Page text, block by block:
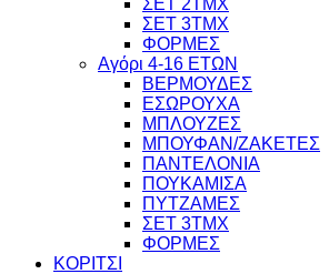
ΣΕΤ 2ΤΜΧ
ΣΕΤ 3ΤΜΧ
ΦΟΡΜΕΣ
Αγόρι 4-16 ΕΤΩΝ
ΒΕΡΜΟΥΔΕΣ
ΕΣΩΡΟΥΧΑ
ΜΠΛΟΥΖΕΣ
ΜΠΟΥΦΑΝ/ΖΑΚΕΤΕΣ
ΠΑΝΤΕΛΟΝΙΑ
ΠΟΥΚΑΜΙΣΑ
ΠΥΤΖΑΜΕΣ
ΣΕΤ 3ΤΜΧ
ΦΟΡΜΕΣ
ΚΟΡΙΤΣΙ